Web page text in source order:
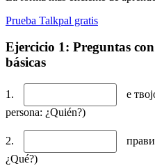
Prueba Talkpal gratis
Ejercicio 1: Preguntas
básicas
1.
е
persona: ¿Quién?)
2.
¿Qué?)